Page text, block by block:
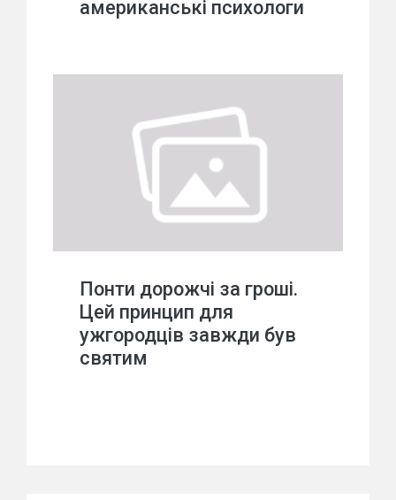
американські психологи
Понти дорожчі за гроші.
Цей принцип для
ужгородців завжди був
святим